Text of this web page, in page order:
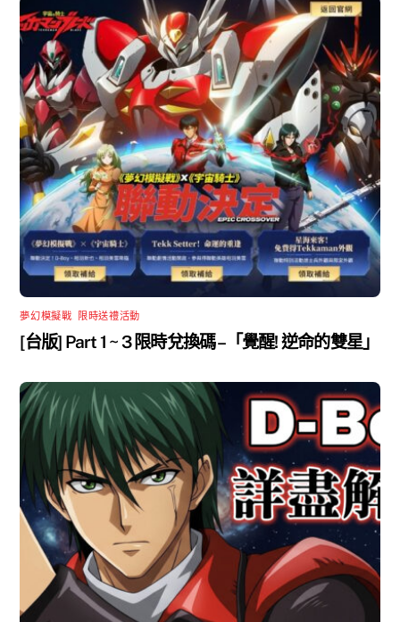
夢幻模擬戰 限時送禮活動
[台版] Part 1 ~ 3 限時兌換碼 –「覺醒! 逆命的雙星」